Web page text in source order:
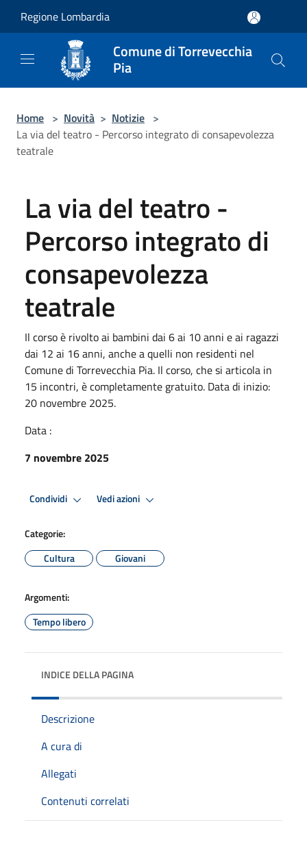
Regione Lombardia
Comune di Torrevecchia
Pia
Home > Novità > Notizie >
La via del teatro - Percorso integrato di consapevolezza
teatrale
La via del teatro -
Percorso integrato di
consapevolezza
teatrale
Il corso è rivolto ai bambini dai 6 ai 10 anni e ai ragazzi
dai 12 ai 16 anni, anche a quelli non residenti nel
Comune di Torrevecchia Pia. Il corso, che si articola in
15 incontri, è completamente gratuito. Data di inizio:
20 novembre 2025.
Data :
7 novembre 2025
Condividi Vedi azioni
Categorie:
Cultura
Giovani
Argomenti:
Tempo libero
INDICE DELLA PAGINA
Descrizione
A cura di
Allegati
Contenuti correlati